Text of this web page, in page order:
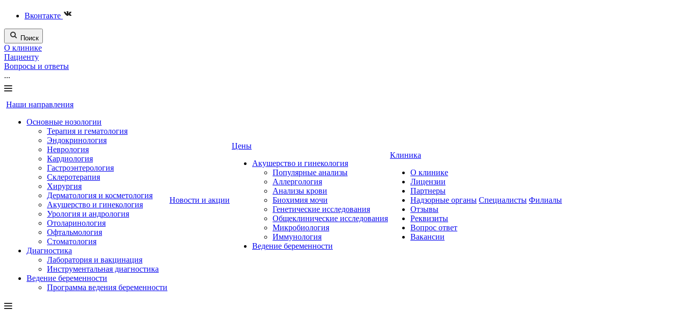
Вконтакте
Поиск
О клинике
Пациенту
Вопросы и ответы
...
Наши направления
Основные нозологии
Терапия и гематология
Эндокринология
Неврология
Кардиология
Гастроэнтерология
Склеротерапия
Хирургия
Дерматология и косметология
Акушерство и гинекология
Урология и андрология
Отоларинология
Офтальмология
Стоматология
Диагностика
Лаборатория и вакцинация
Инструментальная диагностика
Ведение беременности
Программа ведения беременности
Новости и акции
Цены
Акушерство и гинекология
Популярные анализы
Аллергология
Анализы крови
Биохимия мочи
Генетические исследования
Общеклинические исследования
Микробиология
Иммунология
Ведение беременности
Клиника
О клинике
Лицензии
Партнеры
Надзорные органы
Отзывы
Реквизиты
Вопрос ответ
Вакансии
Специалисты Филиалы